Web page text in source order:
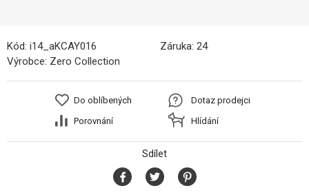
Kód: i14_aKCAY016 Záruka: 24
Výrobce: Zero Collection
Do oblíbených
Porovnání
Dotaz prodejci
Hlídání
Sdílet